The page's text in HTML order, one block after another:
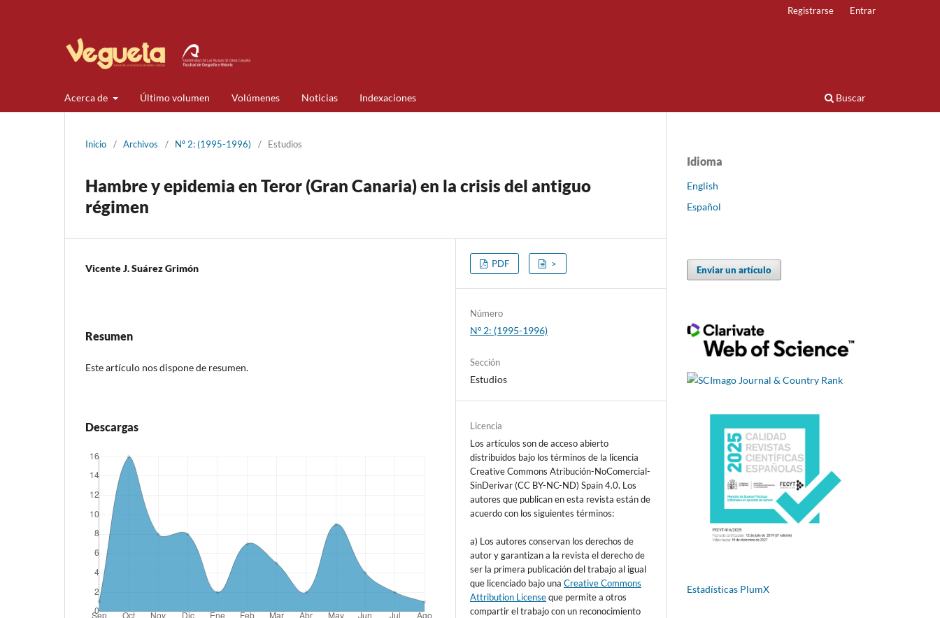
Acerca de Último volumen Volúmenes Noticias Indexaciones Buscar
Registrarse Entrar
Inicio / Archivos / Nº 2: (1995-1996) / Estudios
Hambre y epidemia en Teror (Gran Canaria) en la crisis del antiguo
régimen
Vicente J. Suárez Grimón
Resumen
Este artículo nos dispone de resumen.
Descargas
PDF >
Número
Nº 2: (1995-1996)
Sección
Estudios
Licencia
Los artículos son de acceso abierto
distribuidos bajo los términos de la licencia
Creative Commons Atribución-NoComercial-
SinDerivar (CC BY-NC-ND) Spain 4.0. Los
autores que publican en esta revista están de
acuerdo con los siguientes términos:
a) Los autores conservan los derechos de
autor y garantizan a la revista el derecho de
ser la primera publicación del trabajo al igual
que licenciado bajo unaCreative Commons
Attribution Licenseque permite a otros
compartir el trabajo con un reconocimiento
Idioma
English
Español
Enviar un artículo
Estadísticas PlumX